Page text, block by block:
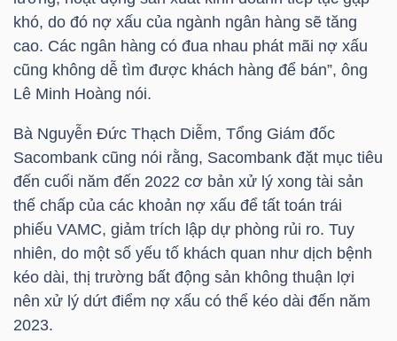
khó, do đó nợ xấu của ngành ngân hàng sẽ tăng
cao. Các ngân hàng có đua nhau phát mãi nợ xấu
cũng không dễ tìm được khách hàng để bán”, ông
Lê Minh Hoàng nói.
Bà Nguyễn Đức Thạch Diễm, Tổng Giám đốc
Sacombank cũng nói rằng, Sacombank đặt mục tiêu
đến cuối năm đến 2022 cơ bản xử lý xong tài sản
thế chấp của các khoản nợ xấu để tất toán trái
phiếu VAMC, giảm trích lập dự phòng rủi ro. Tuy
nhiên, do một số yếu tố khách quan như dịch bệnh
kéo dài, thị trường bất động sản không thuận lợi
nên xử lý dứt điểm nợ xấu có thể kéo dài đến năm
2023.
YẾU
DÙNG
THIẾT
YẾU
CHĂM
SÓC